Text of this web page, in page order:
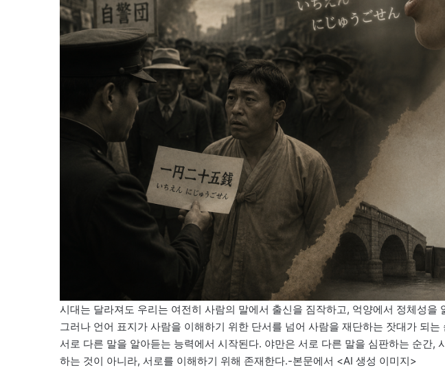
시대는 달라져도 우리는 여전히 사람의 말에서 출신을 짐작하고, 억양에서 정체성을
그러나 언어 표지가 사람을 이해하기 위한 단서를 넘어 사람을 재단하는 잣대가 되
서로 다른 말을 알아듣는 능력에서 시작된다. 야만은 서로 다른 말을 심판하는 순간,
하는 것이 아니라, 서로를 이해하기 위해 존재한다.-본문에서 <AI 생성 이미지>